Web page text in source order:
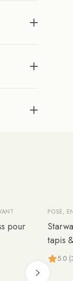
pour
POSE,
tapis
5.0